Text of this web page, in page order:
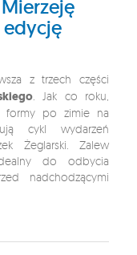
edycję
z trzech części
. Jak co roku,
formy po zimie na
cykl wydarzeń
Żeglarski. Zalew
do odbycia
nadchodzącymi